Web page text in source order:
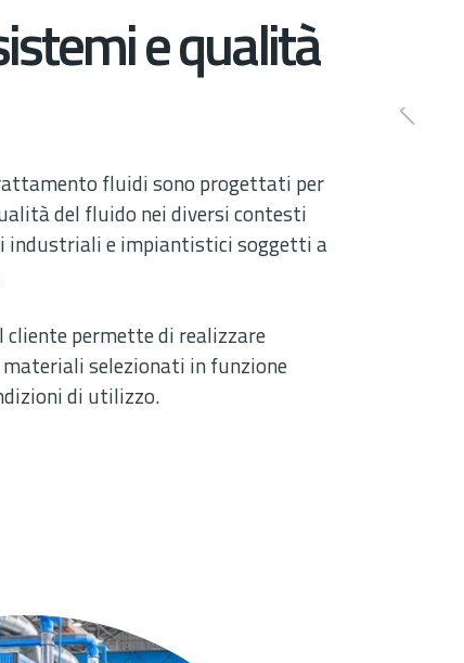
e qualità
fluidi sono progettati per
del fluido nei diversi contesti
industriali e impiantistici soggetti a
cliente permette di realizzare
selezionati in funzione
di utilizzo.